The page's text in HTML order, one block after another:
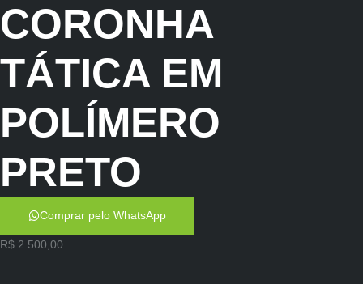
CORONHA
TÁTICA EM
POLÍMERO
PRETO
Comprar pelo WhatsApp
R$ 2.500,00